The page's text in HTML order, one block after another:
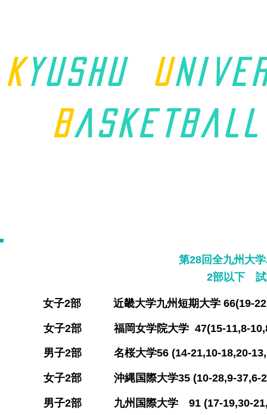
K yushu u
Basket ball
第28回全九州大
​2部以下
女子2部 近畿大学九州短期大学 66(19-
​女子2部 福岡女学院大学 47(15-11,8-10
男子2部 名桜大学56 (14-21,10-18,20-
女子2部 沖縄国際大学35 (10-28,9-
男子2部 九州国際大学 91 (17-